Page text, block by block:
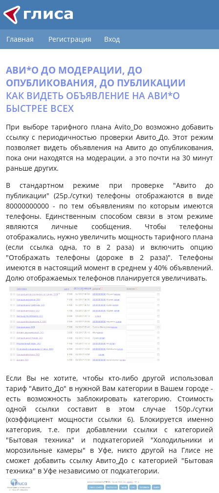
Главная Регистрация Вход
АВИ*О ДО МОДЕРАЦИИ, ДО
ОПУБЛИКОВАНИЯ, ДО ПУБЛИКАЦИИ
КАК ВИДЕТЬ ОБЪЯВЛЕНИЕ НА АВИ*О
БЫСТРЕЕ ВСЕХ
При выборе тарифного плана Avito_Do возможно добавить
ссылку с периодичностью проверки Авито_До. Этот режим
позволяет видеть объявления на Авито до опубликования,
пока они находятся на модерации, а это почти на 30 минут
раньше других.
В стандартном режиме при проверке "Авито до
публикации" (25р./сутки) телефоны отображаются в виде
80000000000 - по тем объявлениям по которым имеются
телефоны. Единственным способом связи в этом режиме
являются личные сообщения. Чтобы телефоны
отображались, нужно увеличить мощность тарифного плана
(если ссылка одна, то в 2 раза) и включить опцию
"Отображать телефоны (дороже в 2 раза)". Телефоны
имеются в настоящий момент в среднем у 40% объявлений.
Долю отображаемых телефонов планируется увеличивать.
Если Вы не хотите, чтобы кто-либо другой использовал
тариф "Авито_До" в нужной Вам категории в Вашем городе -
есть возможность заблокировать категорию. Стоимость
одной ссылки составит в этом случае 150р./сутки
(коэффициент мощности ссылки 6). Блокируется именно
категория, т.е. при добавлении ссылки с категорией
"Бытовая техника" и подкатегорией "Холодильники и
морозильные камеры" в Уфе, никто другой на Глисе не
сможет добавить ссылку Авито_До с категорией "Бытовая
техника" в Уфе независимо от подкатегории.